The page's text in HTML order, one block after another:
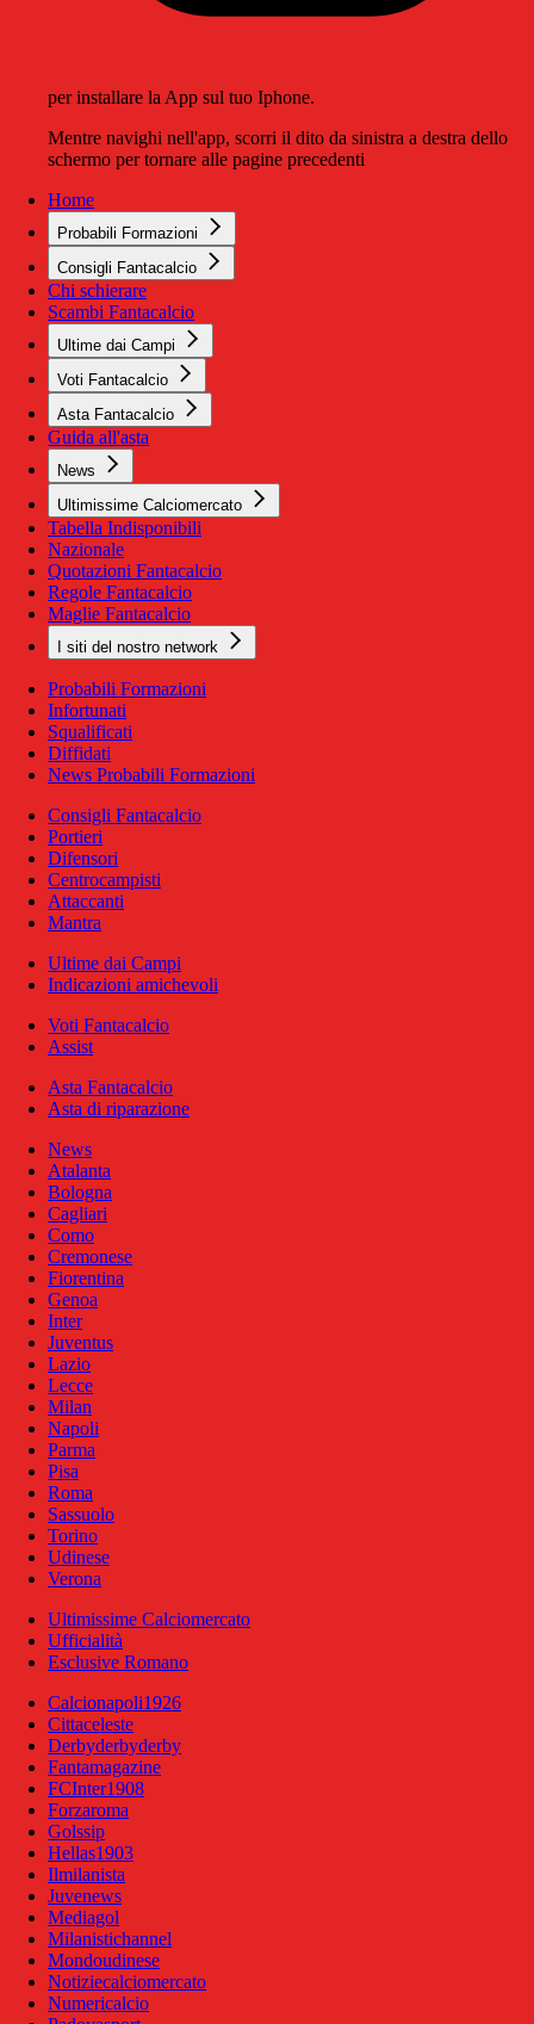
per installare la App sul tuo Iphone.
Mentre navighi nell'app, scorri il dito da sinistra a destra dello
schermo per tornare alle pagine precedenti
Home
Probabili Formazioni
Consigli Fantacalcio
Chi schierare
Scambi Fantacalcio
Ultime dai Campi
Voti Fantacalcio
Asta Fantacalcio
Guida all'asta
News
Ultimissime Calciomercato
Tabella Indisponibili
Nazionale
Quotazioni Fantacalcio
Regole Fantacalcio
Maglie Fantacalcio
I siti del nostro network
Probabili Formazioni
Infortunati
Squalificati
Diffidati
News Probabili Formazioni
Consigli Fantacalcio
Portieri
Difensori
Centrocampisti
Attaccanti
Mantra
Ultime dai Campi
Indicazioni amichevoli
Voti Fantacalcio
Assist
Asta Fantacalcio
Asta di riparazione
News
Atalanta
Bologna
Cagliari
Como
Cremonese
Fiorentina
Genoa
Inter
Juventus
Lazio
Lecce
Milan
Napoli
Parma
Pisa
Roma
Sassuolo
Torino
Udinese
Verona
Ultimissime Calciomercato
Ufficialità
Esclusive Romano
Calcionapoli1926
Cittaceleste
Derbyderbyderby
Fantamagazine
FCInter1908
Forzaroma
Golssip
Hellas1903
Ilmilanista
Juvenews
Mediagol
Milanistichannel
Mondoudinese
Notiziecalciomercato
Numericalcio